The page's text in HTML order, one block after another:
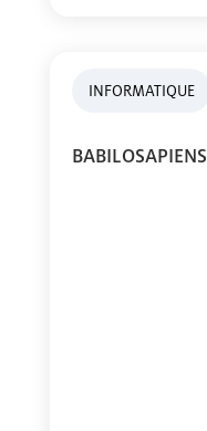
INFORMATIQUE
BABILOSAPIENS